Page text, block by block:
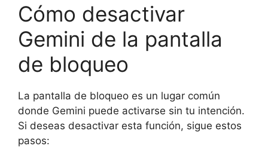
Cómo desactivar
Gemini de la pantalla
de bloqueo
La pantalla de bloqueo es un lugar común
donde Gemini puede activarse sin tu intención.
Si deseas desactivar esta función, sigue estos
pasos: